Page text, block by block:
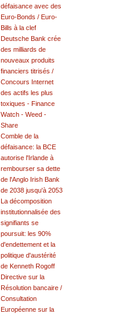
défaisance avec des
Euro-Bonds / Euro-
Bills à la clef
Deutsche Bank crée
des milliards de
nouveaux produits
financiers titrisés /
Concours Internet
des actifs les plus
toxiques - Finance
Watch - Weed -
Share
Comble de la
défaisance: la BCE
autorise l'Irlande à
rembourser sa dette
de l'Anglo Irish Bank
de 2038 jusqu'à 2053
La décomposition
institutionnalisée des
signifiants se
poursuit: les 90%
d'endettement et la
politique d'austérité
de Kenneth Rogoff
Directive sur la
Résolution bancaire /
Consultation
Européenne sur la